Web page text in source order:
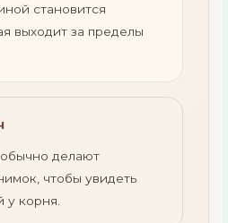
становится
выходит за пределы
делают
чтобы увидеть
у корня.